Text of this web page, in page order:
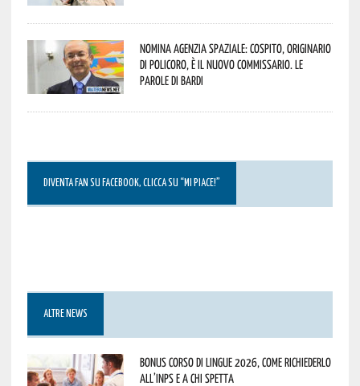
Nomina Agenzia Spaziale: Cospito, originario
di Policoro, è il nuovo commissario. Le
parole di Bardi
DIVENTA FAN SU FACEBOOK, CLICCA SU “MI PIACE!”
ALTRE NEWS
Bonus corso di lingue 2026, come richiederlo
all’INPS e a chi spetta